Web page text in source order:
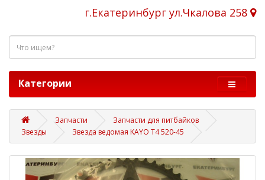
г.Екатеринбург ул.Чкалова 258
Категории
Запчасти
Запчасти для питбайков
Звезды
Звезда ведомая KAYO Т4 520-45